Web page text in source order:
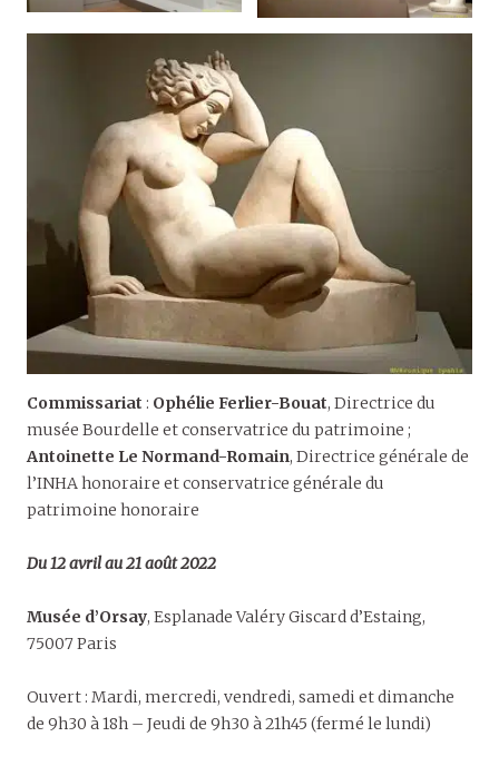
Commissariat : Ophélie Ferlier-Bouat, Directrice du
musée Bourdelle et conservatrice du patrimoine ;
Antoinette Le Normand-Romain, Directrice générale de
l’INHA honoraire et conservatrice générale du
patrimoine honoraire
Du 12 avril au 21 août 2022
Musée d’Orsay, Esplanade Valéry Giscard d’Estaing,
75007 Paris
Ouvert : Mardi, mercredi, vendredi, samedi et dimanche
de 9h30 à 18h – Jeudi de 9h30 à 21h45 (fermé le lundi)